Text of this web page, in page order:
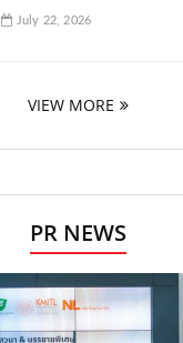
July 22, 2026
VIEW MORE
PR NEWS